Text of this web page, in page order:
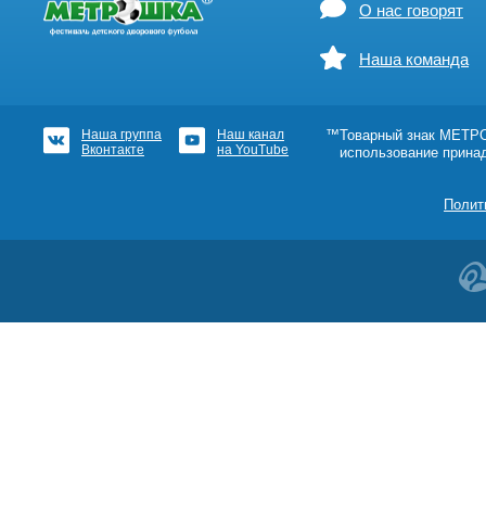
О нас говорят
Наша команда
Наша группа
Вконтакте
Наш канал
на YouTube
™Товарный знак
использование